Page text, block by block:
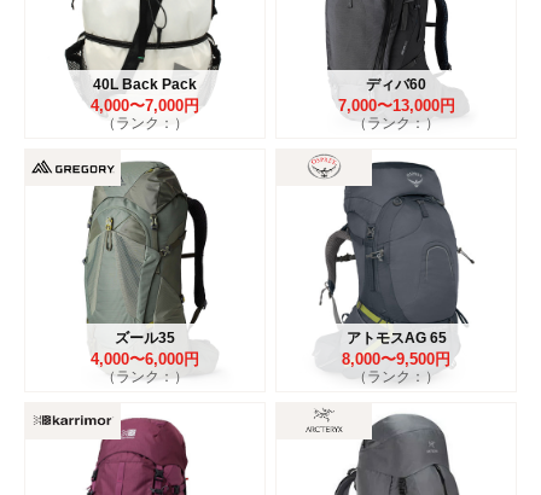
40L Back Pack
4,000〜7,000円
（ランク：）
ディバ60
7,000〜13,000円
（ランク：）
ズール35
4,000〜6,000円
（ランク：）
アトモスAG 65
8,000〜9,500円
（ランク：）